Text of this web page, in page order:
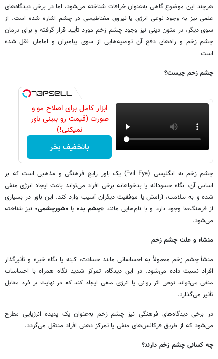
هرچند این موضوع گاهی به‌عنوان خرافات شناخته می‌شود، اما در برخی دیدگاه‌های
علمی نیز به وجود نوعی انرژی یا نیروی مغناطیسی در چشم اشاره شده است. از
سوی دیگر، در متون دینی نیز وجود چشم زخم مورد تأیید قرار گرفته و برای درمان
چشم زخم و راه‌های دفع آن توصیه‌هایی از سوی پیامبران و امامان نقل شده
است.
چشم زخم چیست؟
ابزار کامل برای اصلاح مو و
صورت (قیمت رو ببینی باور
نمیکنی!)
باتخفیف بخر
چشم‌ زخم به انگلیسی (Evil Eye) یک باور رایج فرهنگی و مذهبی است که بر
اساس آن، نگاه حسودانه یا بدخواهانه برخی افراد می‌تواند باعث ایجاد انرژی منفی
شده و به سلامت، آرامش یا موفقیت دیگران آسیب وارد کند. این باور در بسیاری
از فرهنگ‌ها وجود دارد و با نام‌هایی مانند «چشم بد» یا«شورچشمی» نیز شناخته
می‌شود.
منشاء و علت چشم زخم
منشأ چشم زخم معمولاً به احساساتی مانند حسادت، کینه یا نگاه خیره و تأثیرگذار
افراد نسبت داده می‌شود. در این دیدگاه، تمرکز شدید نگاه همراه با احساسات
منفی می‌تواند نوعی اثر روانی یا انرژی منفی ایجاد کند که در نهایت بر فرد مقابل
تأثیر می‌گذارد.
در برخی دیدگاه‌های فرهنگی نیز چشم زخم به‌عنوان یک پدیده انرژیایی مطرح
می‌شود که از طریق فرکانس‌های منفی یا تمرکز ذهنی افراد منتقل می‌گردد.
چه کسانی چشم زخم دارند؟